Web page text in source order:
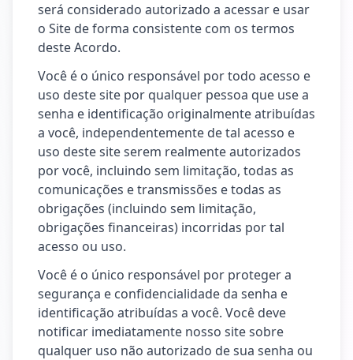
será considerado autorizado a acessar e usar
o Site de forma consistente com os termos
deste Acordo.
Você é o único responsável por todo acesso e
uso deste site por qualquer pessoa que use a
senha e identificação originalmente atribuídas
a você, independentemente de tal acesso e
uso deste site serem realmente autorizados
por você, incluindo sem limitação, todas as
comunicações e transmissões e todas as
obrigações (incluindo sem limitação,
obrigações financeiras) incorridas por tal
acesso ou uso.
Você é o único responsável por proteger a
segurança e confidencialidade da senha e
identificação atribuídas a você. Você deve
notificar imediatamente nosso site sobre
qualquer uso não autorizado de sua senha ou